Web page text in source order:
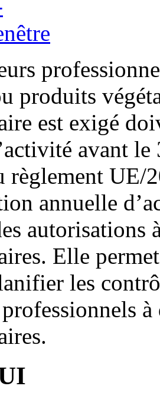
produits
est exigé
avant
règlement UE/
annuelle
autorisations
Elle
les